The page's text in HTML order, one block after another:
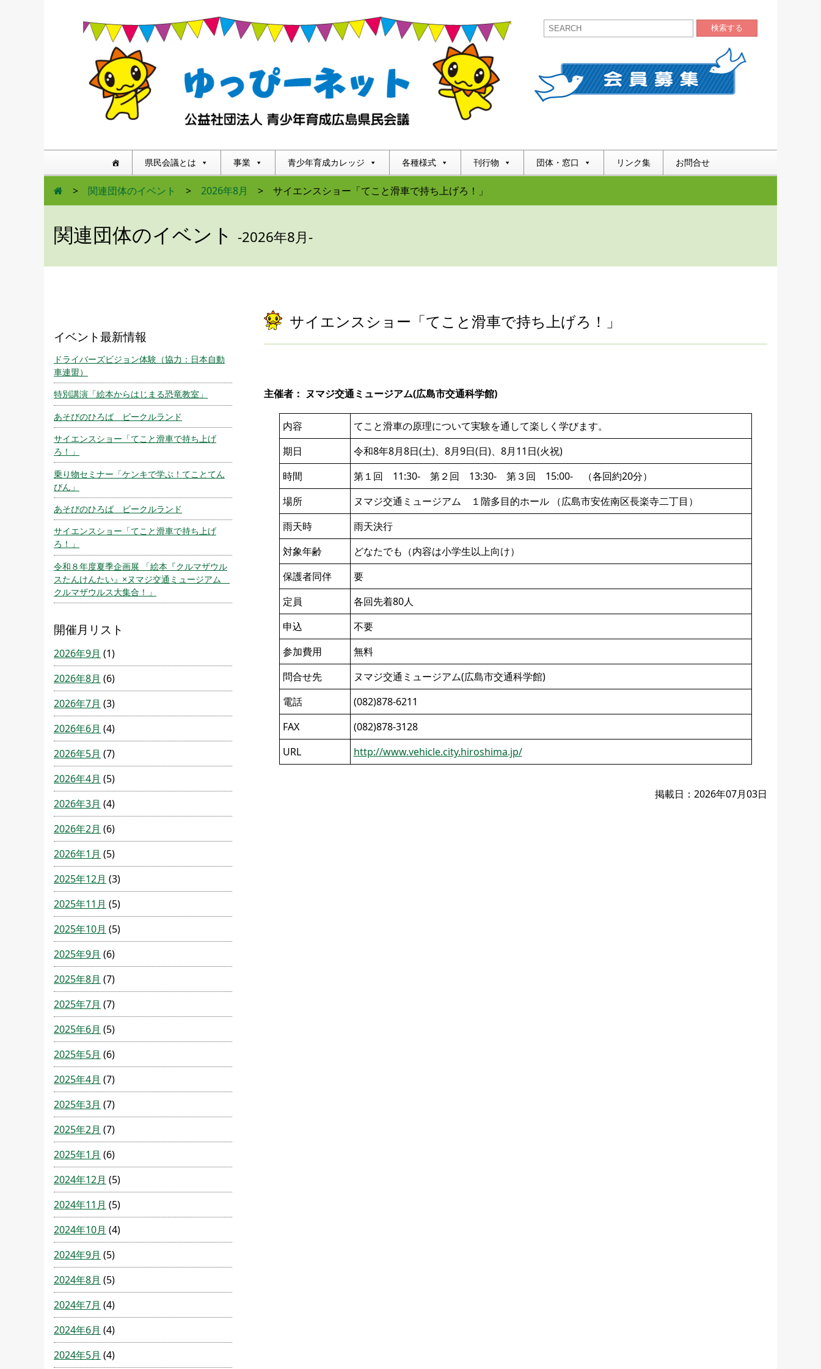
検索する
県民会議とは 事業 青少年育成カレッジ 各種様式 刊行物 団体・窓口 リンク集 お問合せ
> 関連団体のイベント > 2026年8月 > サイエンスショー「てこと滑車で持ち上げろ！」
関連団体のイベント -2026年8月-
サイエンスショー「てこと滑車で持ち上げろ！」
主催者： ヌマジ交通ミュージアム(広島市交通科学館)
内容
てこと滑車の原理について実験を通して楽しく学びます。
期日
令和8年8月8日(土)、8月9日(日)、8月11日(火祝)
時間
第１回 11:30- 第２回 13:30- 第３回 15:00- （各回約20分）
場所
ヌマジ交通ミュージアム １階多目的ホール （広島市安佐南区長楽寺二丁目）
雨天時
雨天決行
対象年齢
どなたでも（内容は小学生以上向け）
保護者同伴
要
定員
各回先着80人
申込
不要
参加費用
無料
問合せ先
ヌマジ交通ミュージアム(広島市交通科学館)
電話
(082)878-6211
FAX
(082)878-3128
URL
http://www.vehicle.city.hiroshima.jp/
掲載日：2026年07月03日
イベント最新情報
ドライバーズビジョン体験（協力：日本自動
車連盟）
特別講演「絵本からはじまる恐竜教室」
あそびのひろば ビークルランド
サイエンスショー「てこと滑車で持ち上げ
ろ！」
乗り物セミナー「ケンキで学ぶ！てことてん
びん」
あそびのひろば ビークルランド
サイエンスショー「てこと滑車で持ち上げ
ろ！」
令和８年度夏季企画展 「絵本『クルマザウル
スたんけんたい』×ヌマジ交通ミュージアム
クルマザウルス大集合！」
開催月リスト
2026年9月 (1)
2026年8月 (6)
2026年7月 (3)
2026年6月 (4)
2026年5月 (7)
2026年4月 (5)
2026年3月 (4)
2026年2月 (6)
2026年1月 (5)
2025年12月 (3)
2025年11月 (5)
2025年10月 (5)
2025年9月 (6)
2025年8月 (7)
2025年7月 (7)
2025年6月 (5)
2025年5月 (6)
2025年4月 (7)
2025年3月 (7)
2025年2月 (7)
2025年1月 (6)
2024年12月 (5)
2024年11月 (5)
2024年10月 (4)
2024年9月 (5)
2024年8月 (5)
2024年7月 (4)
2024年6月 (4)
2024年5月 (4)